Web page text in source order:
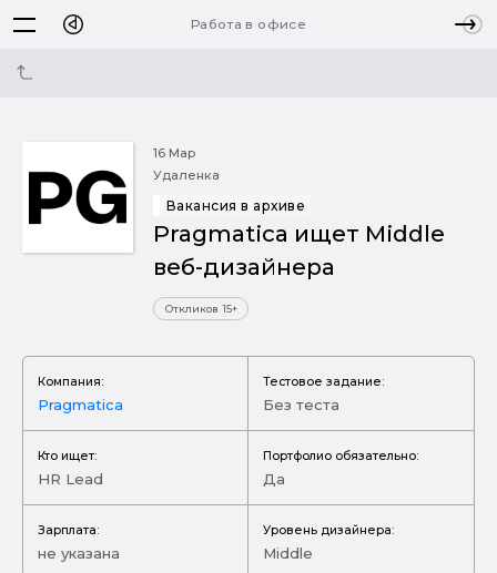
Работа в офисе
16 Мар
Удаленка
Вакансия в архиве
Pragmatica ищет Middle
веб-дизайнера
Откликов 15+
Компания:
Pragmatica
Тестовое задание:
Без теста
Кто ищет:
HR Lead
Портфолио обязательно:
Да
Зарплата:
не указана
Уровень дизайнера:
Middle